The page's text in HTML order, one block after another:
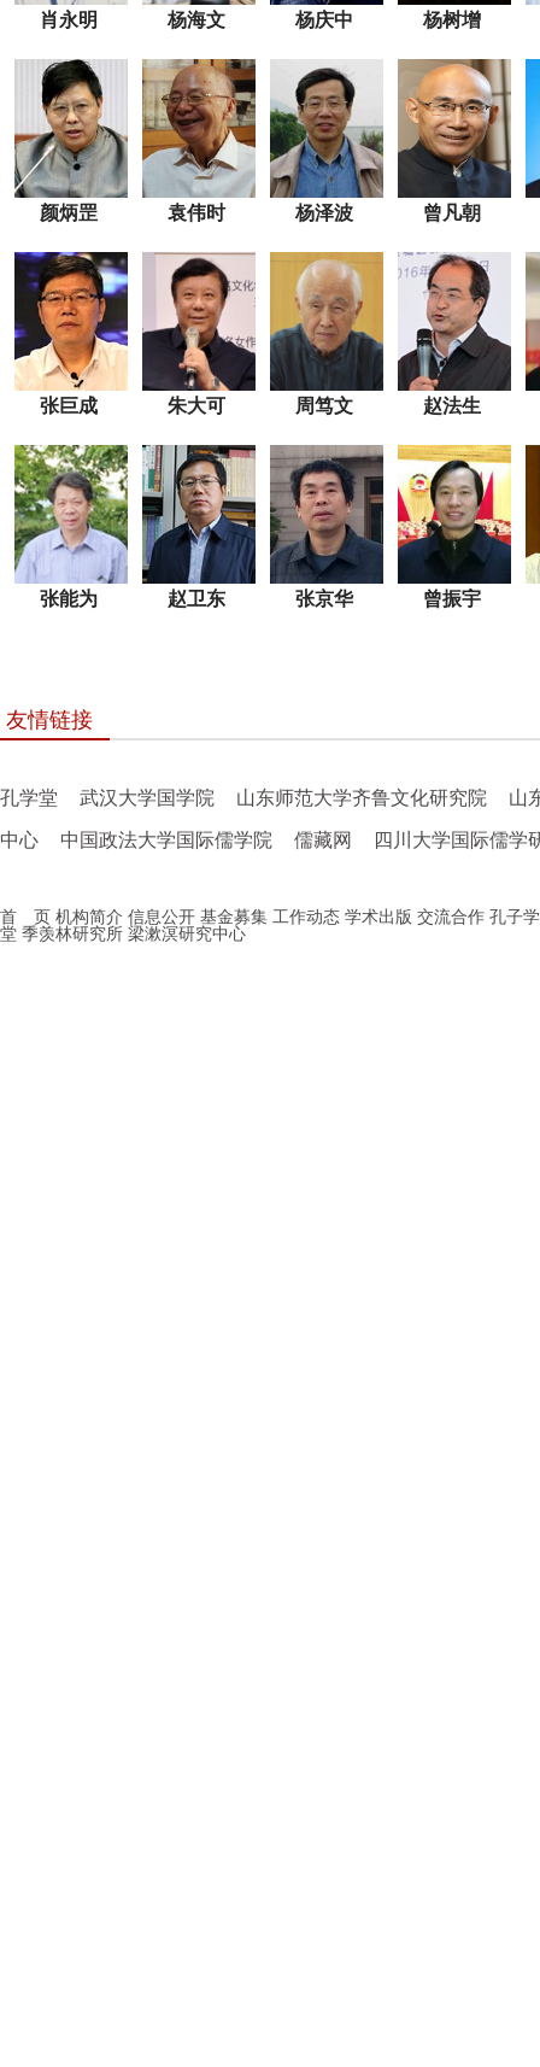
肖永明 杨海文 杨庆中 杨树增
颜炳罡 袁伟时 杨泽波 曾凡朝
张巨成 朱大可 周笃文 赵法生
张能为 赵卫东 张京华 曾振宇
友情链接
孔学堂 武汉大学国学院 山东师范大学齐鲁文化研究院 山
中心 中国政法大学国际儒学院 儒藏网 四川大学国际儒学
首 页 机构简介 信息公开 基金募集 工作动态 学术出版 交流合作 孔子学
堂 季羡林研究所 梁漱溟研究中心